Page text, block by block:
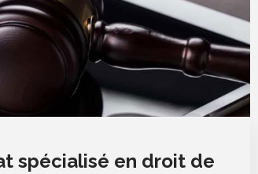
spécialisé en droit de